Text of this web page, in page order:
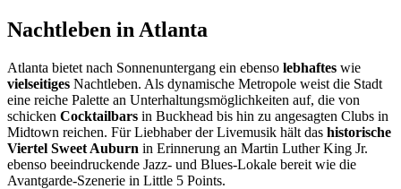
Nachtleben in Atlanta
Atlanta bietet nach Sonnenuntergang ein ebenso lebhaftes wie
vielseitiges Nachtleben. Als dynamische Metropole weist die Stadt
eine reiche Palette an Unterhaltungsmöglichkeiten auf, die von
schicken Cocktailbars in Buckhead bis hin zu angesagten Clubs in
Midtown reichen. Für Liebhaber der Livemusik hält das historische
Viertel Sweet Auburn in Erinnerung an Martin Luther King Jr.
ebenso beeindruckende Jazz- und Blues-Lokale bereit wie die
Avantgarde-Szenerie in Little 5 Points.